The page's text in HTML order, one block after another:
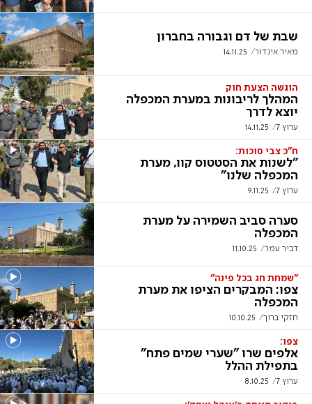
שבת של דם וגבורה בחברון
מאיר אינדור 14.11.25
הוגשה הצעת חוק
המהלך לריבונות במערת המכפלה
יוצא לדרך
ערוץ 7 14.11.25
ח"כ צבי סוכות:
"לשנות את הסטטוס קוו, מערת
המכפלה שלנו"
ערוץ 7 9.11.25
סערה סביב השמירה על מערת
המכפלה
דביר עמר 11.10.25
"שמחת חג בכל פינה"
צפו: המבקרים הציפו את מערת
המכפלה
חזקי ברוך 10.10.25
צפו:
אלפים שרו "שערי שמים פתח"
בתפילת ההלל
ערוץ 7 8.10.25